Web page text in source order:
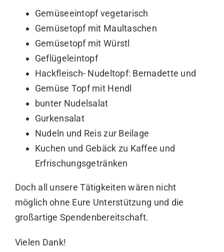
Gemüseeintopf vegetarisch
Gemüsetopf mit Maultaschen
Gemüsetopf mit Würstl
Geflügeleintopf
Hackfleisch- Nudeltopf: Bernadette und
Gemüse Topf mit Hendl
bunter Nudelsalat
Gurkensalat
Nudeln und Reis zur Beilage
Kuchen und Gebäck zu Kaffee und
Erfrischungsgetränken
Doch all unsere Tätigkeiten wären nicht
möglich ohne Eure Unterstützung und die
großartige Spendenbereitschaft.
Vielen Dank!